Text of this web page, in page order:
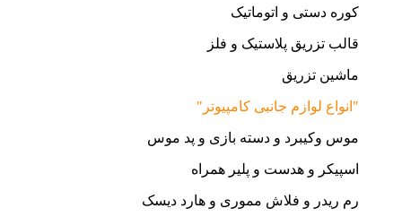
کوره دستی و اتوماتیک
قالب تزریق پلاستیک و فلز
ماشین تزریق
"انواع لوازم جانبی کامپیوتر"
موس وکیبرد و دسته بازی و پد موس
اسپیکر و هدست و پلیر همراه
رم ریدر و فلاش مموری و هارد دیسک